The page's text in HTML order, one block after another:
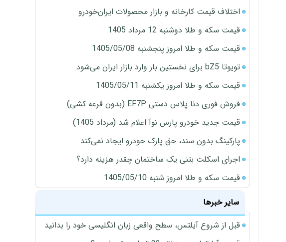
اختلاف قیمت کارخانه و بازار محصولات ایران‌خودرو
قیمت سکه و طلا دوشنبه 12 مرداد 1405
قیمت سکه و طلا امروز پنجشنبه 1405/05/08
تویوتا bZ5 برای نخستین بار وارد بازار ایران می‌شود
قیمت سکه و طلا امروز یکشنبه 1405/05/11
فروش فوری دنا پلاس دستی EF7P (بدون قرعه کشی)
قیمت جدید خودرو پارس نوآ اعلام شد (مرداد 1405)
پارکینگ بدون سند، حق پارک خودرو ایجاد نمی‌کند
اجرای اسکلت بتنی یک ساختمان چقدر هزینه دارد؟
قیمت سکه و طلا امروز شنبه 1405/05/10
سایر خبرها
قبل از شروع آیلتس، سطح واقعی زبان انگلیسی خود را بدانید